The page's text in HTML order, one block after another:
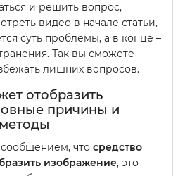
и решить вопрос,
видео в начале статьи,
суть проблемы, а в конце –
Так вы сможете
лишних вопросов.
отобразить
причины и
что средство
изображение, это